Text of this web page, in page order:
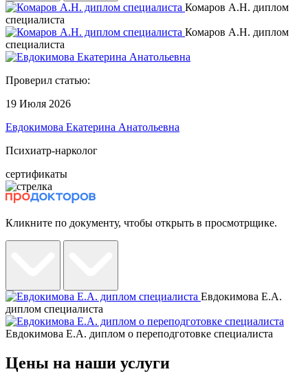
Комаров А.Н. диплом
специалиста
Комаров А.Н. диплом
специалиста
Проверил статью:
19 Июля 2026
Евдокимова Екатерина Анатольевна
Психиатр-нарколог
сертификаты
Кликните по документу, чтобы открыть в просмотрщике.
Евдокимова Е.А.
диплом специалиста
Евдокимова Е.А. диплом о переподготовке специалиста
Цены на наши услуги